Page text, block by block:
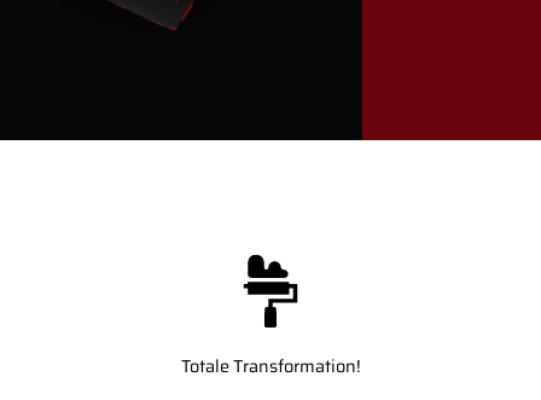
Totale Transformation!